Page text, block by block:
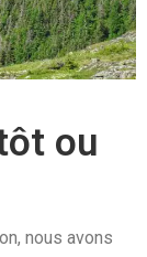
ou
nous avons